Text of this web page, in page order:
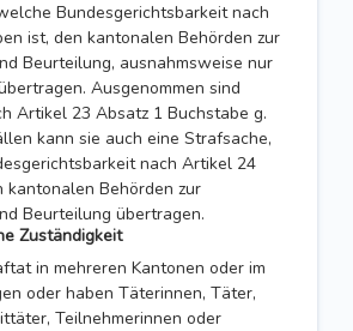
Bundesgerichtsbarkeit nach
ist, den kantonalen Behörden zur
Beurteilung, ausnahmsweise nur
Ausgenommen sind
Artikel 23 Absatz 1 Buchstabe g.
kann sie auch eine Strafsache,
nach Artikel 24
kantonalen Behörden zur
Beurteilung übertragen.
Zuständigkeit
in mehreren Kantonen oder im
oder haben Täterinnen, Täter,
Teilnehmerinnen oder